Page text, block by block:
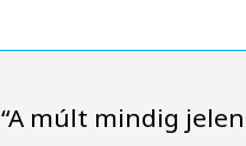
“A múlt mindig